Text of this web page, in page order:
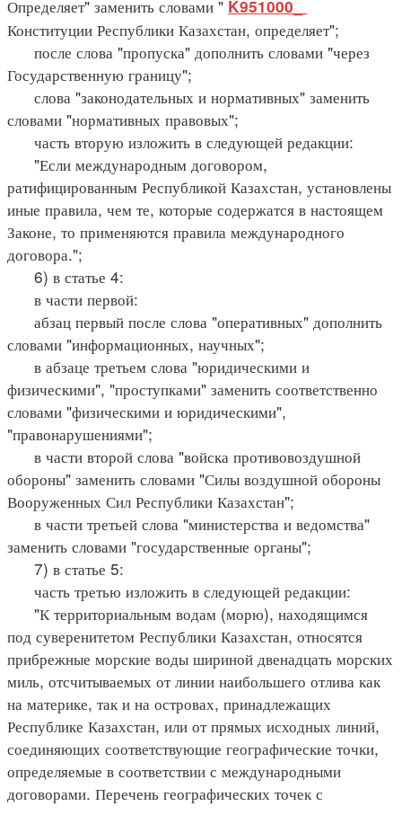
Определяет" заменить словами " K951000_
Конституции Республики Казахстан, определяет";
после слова "пропуска" дополнить словами "через
Государственную границу";
слова "законодательных и нормативных" заменить
словами "нормативных правовых";
часть вторую изложить в следующей редакции:
"Если международным договором,
ратифицированным Республикой Казахстан, установлены
иные правила, чем те, которые содержатся в настоящем
Законе, то применяются правила международного
договора.";
6) в статье 4:
в части первой:
абзац первый после слова "оперативных" дополнить
словами "информационных, научных";
в абзаце третьем слова "юридическими и
физическими", "проступками" заменить соответственно
словами "физическими и юридическими",
"правонарушениями";
в части второй слова "войска противовоздушной
обороны" заменить словами "Силы воздушной обороны
Вооруженных Сил Республики Казахстан";
в части третьей слова "министерства и ведомства"
заменить словами "государственные органы";
7) в статье 5:
часть третью изложить в следующей редакции:
"К территориальным водам (морю), находящимся
под суверенитетом Республики Казахстан, относятся
прибрежные морские воды шириной двенадцать морских
миль, отсчитываемых от линии наибольшего отлива как
на материке, так и на островах, принадлежащих
Республике Казахстан, или от прямых исходных линий,
соединяющих соответствующие географические точки,
определяемые в соответствии с международными
договорами. Перечень географических точек с